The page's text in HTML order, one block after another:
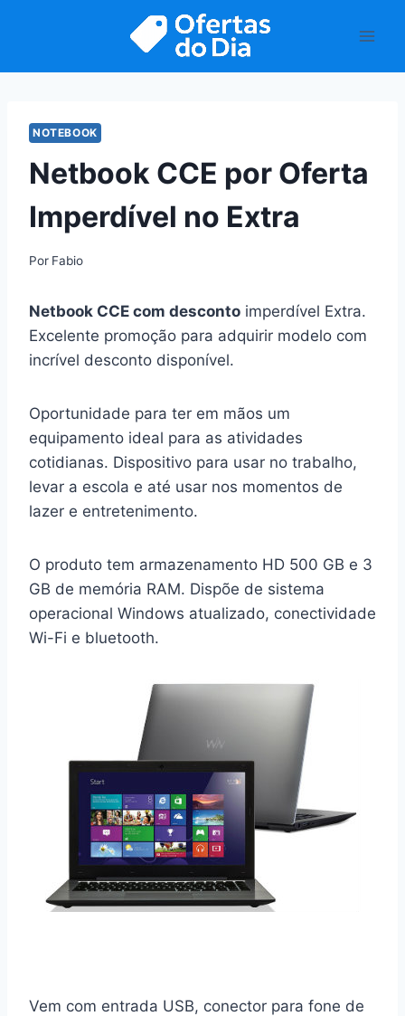
NOTEBOOK
Netbook CCE por Oferta
Imperdível no Extra
Por Fabio
Netbook CCE com desconto imperdível Extra.
Excelente promoção para adquirir modelo com
incrível desconto disponível.
Oportunidade para ter em mãos um
equipamento ideal para as atividades
cotidianas. Dispositivo para usar no trabalho,
levar a escola e até usar nos momentos de
lazer e entretenimento.
O produto tem armazenamento HD 500 GB e 3
GB de memória RAM. Dispõe de sistema
operacional Windows atualizado, conectividade
Wi-Fi e bluetooth.
Vem com entrada USB, conector para fone de